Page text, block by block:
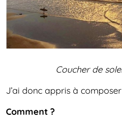
Coucher de
J’ai donc appris à
Comment ?